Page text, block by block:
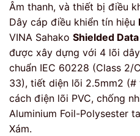
Âm thanh, và thiết bị điều
Dây cáp điều khiển tín hiệu
VINA Sahako Shielded
được xây dựng với 4 lõi
chuẩn IEC 60228 (Class 2/
33), tiết diện lõi 2.5mm2 (#
cách điện lõi PVC, chống
Aluminium Foil-Polysester
Xám.